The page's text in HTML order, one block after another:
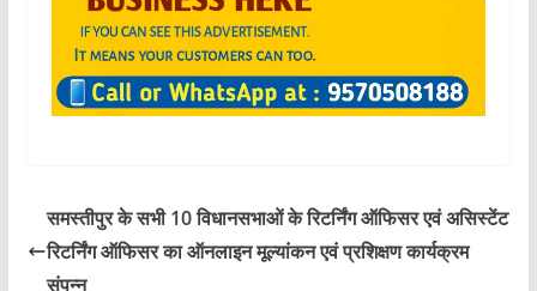
समस्तीपुर के सभी 10 विधानसभाओं के रिटर्निंग ऑफिसर एवं असिस्टेंट
रिटर्निंग ऑफिसर का ऑनलाइन मूल्यांकन एवं प्रशिक्षण कार्यक्रम
संपन्न